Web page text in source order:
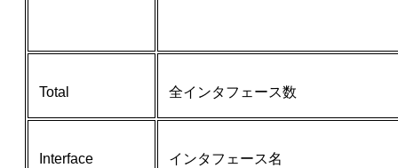
Total 全インタフェース数
Interface インタフェース名